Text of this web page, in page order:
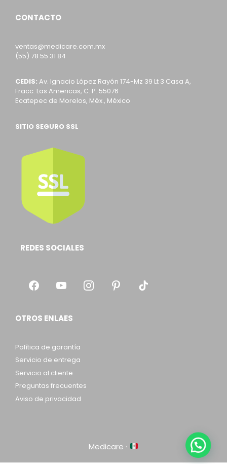
CONTACTO
ventas@medicare.com.mx
(55) 78 55 31 84
CEDIS: Av. Ignacio López Rayón 174-Mz 39 Lt 3 Casa A,
Fracc. Las Americas, C. P. 55076
Ecatepec de Morelos, Méx., México
SITIO SEGURO SSL
REDES SOCIALES
OTROS ENLAES
Política de garantía
Servicio de entrega
Servicio al cliente
Preguntas frecuentes
Aviso de privacidad
Medicare · Checkout